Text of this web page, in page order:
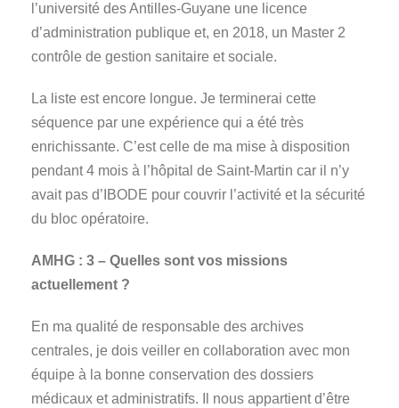
l’université des Antilles-Guyane une licence
d’administration publique et, en 2018, un Master 2
contrôle de gestion sanitaire et sociale.
La liste est encore longue. Je terminerai cette
séquence par une expérience qui a été très
enrichissante. C’est celle de ma mise à disposition
pendant 4 mois à l’hôpital de Saint-Martin car il n’y
avait pas d’IBODE pour couvrir l’activité et la sécurité
du bloc opératoire.
AMHG : 3 – Quelles sont vos missions
actuellement ?
En ma qualité de responsable des archives
centrales, je dois veiller en collaboration avec mon
équipe à la bonne conservation des dossiers
médicaux et administratifs. Il nous appartient d’être